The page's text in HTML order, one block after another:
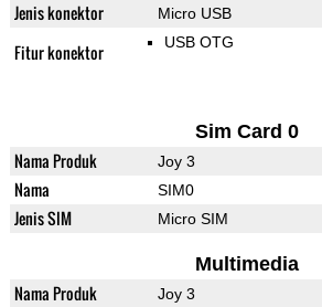
Jenis konektor Micro USB
Fitur konektor USB OTG
Sim Card 0
Nama Produk Joy 3
Nama SIM0
Jenis SIM Micro SIM
Multimedia
Nama Produk Joy 3